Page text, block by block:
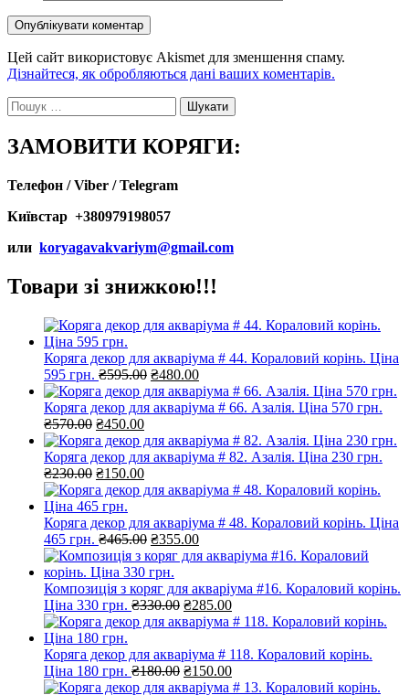
Цей сайт використовує Akismet для зменшення спаму.
Дізнайтеся, як обробляються дані ваших коментарів.
Пошук:
ЗАМОВИТИ КОРЯГИ:
Телефон / Viber / Telegram
Київстар +380979198057
или koryagavakvariym@gmail.com
Товари зі знижкою!!!
Коряга декор для акваріума # 44. Кораловий корінь. Ціна
595 грн. ₴595.00 Оригінальна
ціна:
₴595.00.
₴480.00Поточна
ціна:
₴480.00.
Коряга декор для акваріума # 66. Азалія. Ціна 570 грн.
₴570.00 Оригінальна
ціна:
₴570.00.
₴450.00Поточна
ціна:
₴450.00.
Коряга декор для акваріума # 82. Азалія. Ціна 230 грн.
₴230.00 Оригінальна
ціна:
₴230.00.
₴150.00Поточна
ціна:
Коряга декор для акваріума # 48. Кораловий корінь. Ціна
465 грн. ₴465.00 Оригінальна
ціна:
₴465.00.
₴355.00Поточна
ціна:
Композиція з коряг для акваріума #16. Кораловий корінь.
Ціна 330 грн. ₴330.00 Оригінальна
ціна:
₴285.00Поточна
ціна:
Коряга декор для акваріума # 118. Кораловий корінь.
Ціна 180 грн. ₴180.00 Оригінальна
ціна:
₴150.00Поточна
ціна: